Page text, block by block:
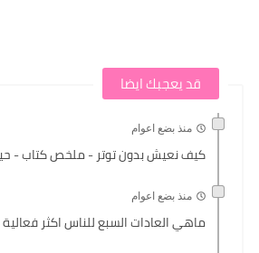
قد يعجبك ايضا
منذ بضع اعوام
كيف نعيش بدون توتر - ملخص كتاب -
منذ بضع اعوام
ماهي العادات السبع للناس اكثر